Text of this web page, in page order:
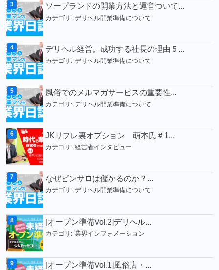
ソープランドの開業方法と運営ついて...
カテゴリ:デリヘル開業準備について
デリヘル経営。成功する社長の理由５...
カテゴリ:デリヘル開業準備について
風俗でのメルマガサービスの重要性...
カテゴリ:デリヘル開業準備について
JKリフレ裏オプション 萌本氏＃1...
カテゴリ:経営者インタビュー
なぜピンサロは儲かるのか？...
カテゴリ:デリヘル開業準備について
[オープン準備Vol.2]デリヘル...
カテゴリ:業界インフォメーション
[オープン準備Vol.1]風俗店・...